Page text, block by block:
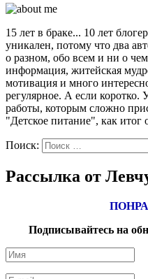
15 лет в браке... 10 лет
уникален, потому что два
о разном, обо всем и ни о
информация, житейская
мотивация и много
регулярное. А если коротко.
работы, которым сложно
"Детское питание", как итог
Поиск:
Рассылка от
Подписывайтесь на